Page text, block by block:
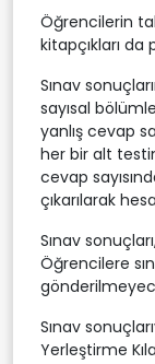
Öğrencilerin
kitapçıkları
Sınav
sayısal
yanlış cevap
her bir alt
cevap
çıkarılarak
Sınav
Öğrencilere
Sınav
Yerleştirme